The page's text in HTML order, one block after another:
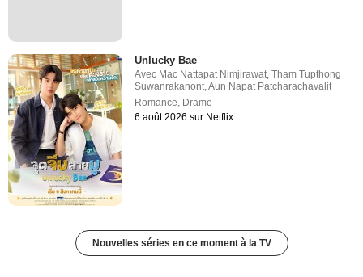
Unlucky Bae
Avec Mac Nattapat Nimjirawat,Tham Tupthong
Suwanrakanont,Aun Napat Patcharachavalit
Romance, Drame
6 août 2026 sur Netflix
Nouvelles séries en ce moment à la TV